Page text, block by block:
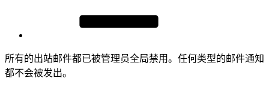
所有的出站邮件都已被管理员全局禁用。任何类型的邮件通知
都不会被发出。